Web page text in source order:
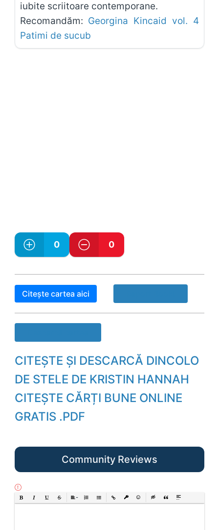
iubite scriitoare contemporane.
Recomandăm: Georgina Kincaid vol. 4
Patimi de sucub
0 0
Citește cartea aici
CITEȘTE ȘI DESCARCĂ DINCOLO
DE STELE DE KRISTIN HANNAH
CITEȘTE CĂRȚI BUNE ONLINE
GRATIS .PDF
Community Reviews
Bold Italic UnderlineStrikethrough
AlignOrdered List
Unordered List
Insert LinkInsert protected link
EmoticonsInsert hidden text
Insert Quote
Insert spoiler